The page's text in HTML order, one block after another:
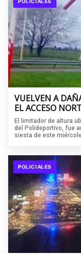
VUELVEN A
EL ACCESO
El limitador de altura
del Polideportivo, fue
siesta de este
POLICIALES